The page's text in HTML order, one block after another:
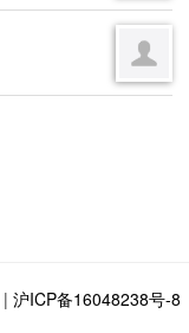
| 沪ICP备16048238号-8